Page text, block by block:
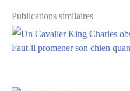
Publications similaires
Faut-il promener son chien